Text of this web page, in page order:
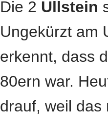
Die 2 Ullstein
Ungekürzt am
erkennt, dass
80ern war.
drauf, weil das